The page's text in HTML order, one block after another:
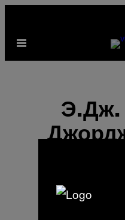
content
Open
Э.Дж.